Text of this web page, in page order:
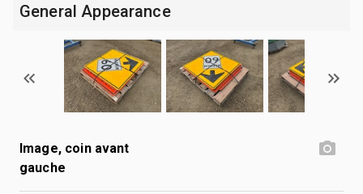
General Appearance
Image, coin avant
gauche